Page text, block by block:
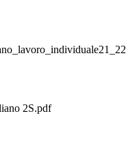
2S.pdf